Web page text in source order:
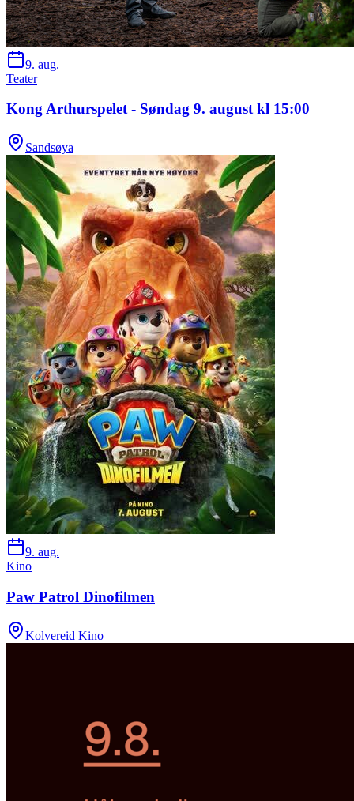
9. aug.
Teater
Kong Arthurspelet - Søndag 9. august kl 15:00
Sandsøya
9. aug.
Kino
Paw Patrol Dinofilmen
Kolvereid Kino